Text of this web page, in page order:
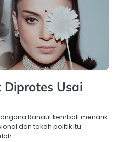
Usai
Ranaut kembali menarik
dan tokoh politik itu